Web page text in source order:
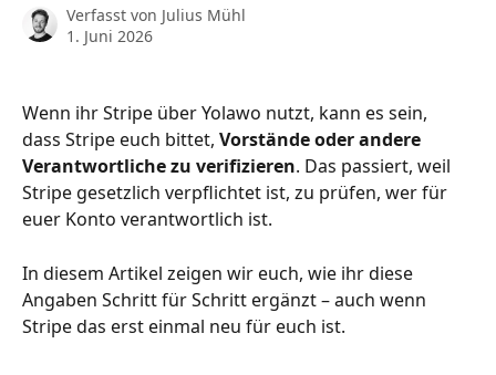
Verfasst von Julius Mühl
1. Juni 2026
Wenn ihr Stripe über Yolawo nutzt, kann es sein,
dass Stripe euch bittet, Vorstände oder andere
Verantwortliche zu verifizieren. Das passiert, weil
Stripe gesetzlich verpflichtet ist, zu prüfen, wer für
euer Konto verantwortlich ist.
In diesem Artikel zeigen wir euch, wie ihr diese
Angaben Schritt für Schritt ergänzt – auch wenn
Stripe das erst einmal neu für euch ist.